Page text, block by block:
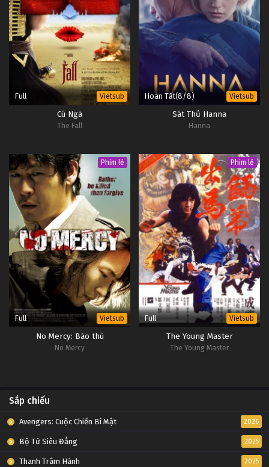
Full Vietsub
Cú Ngã
The Fall
Hoàn Tất(8/8) Vietsub
Sát Thủ Hanna
Hanna
Phim lẻ
Full Vietsub
No Mercy: Báo thù
No Mercy
Phim lẻ
Full Vietsub
The Young Master
The Young Master
Sắp chiếu
Avengers: Cuộc Chiến Bí Mật 2026
Bộ Tứ Siêu Đẳng 2025
Thanh Trâm Hành 2025